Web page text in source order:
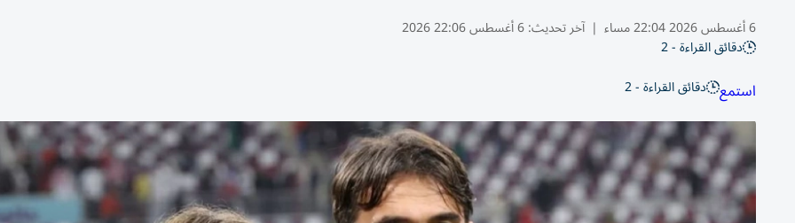
6 أغسطس 2026 22:04 مساء | آخر تحديث:6 أغسطس 22:06 2026
دقائق القراءة - 2
استمع دقائق القراءة - 2